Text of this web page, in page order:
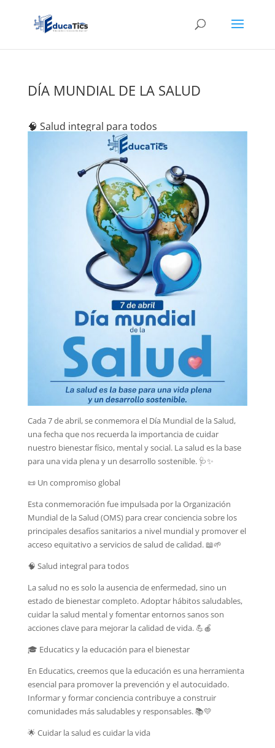
DÍA MUNDIAL DE LA SALUD
🧠 Salud integral para todos
Cada 7 de abril, se conmemora el Día Mundial de la Salud,
una fecha que nos recuerda la importancia de cuidar
nuestro bienestar físico, mental y social. La salud es la base
para una vida plena y un desarrollo sostenible. 🩺✨
📜 Un compromiso global
Esta conmemoración fue impulsada por la Organización
Mundial de la Salud (OMS) para crear conciencia sobre los
principales desafíos sanitarios a nivel mundial y promover el
acceso equitativo a servicios de salud de calidad. 📖🌱
🧠 Salud integral para todos
La salud no es solo la ausencia de enfermedad, sino un
estado de bienestar completo. Adoptar hábitos saludables,
cuidar la salud mental y fomentar entornos sanos son
acciones clave para mejorar la calidad de vida. 💪🍎
🎓 Educatics y la educación para el bienestar
En Educatics, creemos que la educación es una herramienta
esencial para promover la prevención y el autocuidado.
Informar y formar conciencia contribuye a construir
comunidades más saludables y responsables. 📚💛
🌟 Cuidar la salud es cuidar la vida